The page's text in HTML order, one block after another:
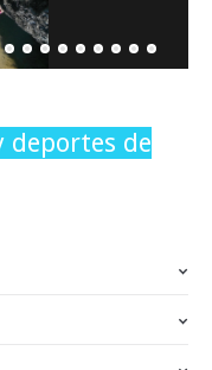
deportes de